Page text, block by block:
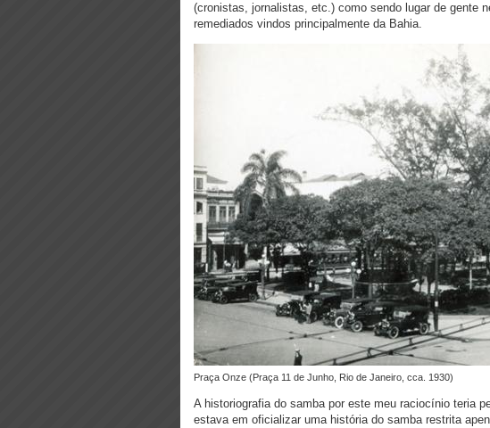
(cronistas, jornalistas, etc.) como sendo lugar de gente
remediados vindos principalmente da Bahia.
Praça Onze (Praça 11 de Junho, Rio de Janeiro, cca. 1930)
A historiografia do samba por este meu raciocínio teria
estava em oficializar uma história do samba restrita